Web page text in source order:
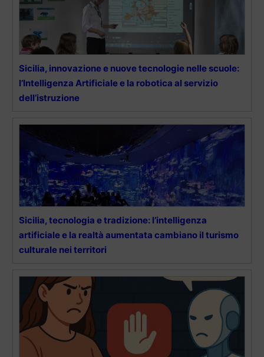
Sicilia, innovazione e nuove tecnologie nelle scuole:
l’Intelligenza Artificiale e la robotica al servizio
dell’istruzione
Sicilia, tecnologia e tradizione: l’intelligenza
artificiale e la realtà aumentata cambiano il turismo
culturale nei territori